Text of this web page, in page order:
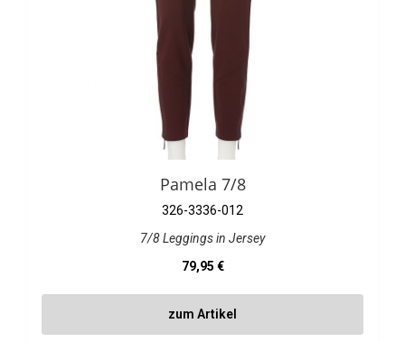
Pamela 7/8
326-3336-012
7/8 Leggings in Jersey
Regulärer Preis:
79,95 €
zum Artikel